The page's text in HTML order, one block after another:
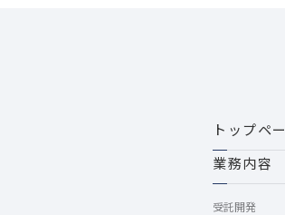
トップペ
業務内容
受託開発